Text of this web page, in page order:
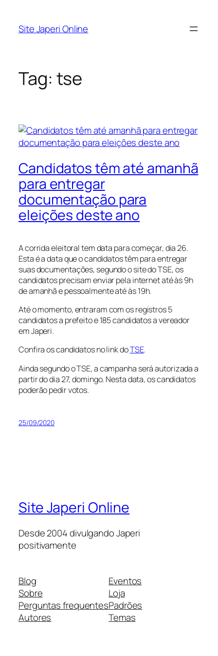
Site Japeri Online
Tag: tse
Candidatos têm até amanhã
para entregar
documentação para
eleições deste ano
A corrida eleitoral tem data para começar, dia 26.
Esta é a data que o candidatos têm para entregar
suas documentações, segundo o site do TSE, os
candidatos precisam enviar pela internet até às 9h
de amanhã e pessoalmente até às 19h.
Até o momento, entraram com os registros 5
candidatos a prefeito e 185 candidatos a vereador
em Japeri.
Confira os candidatos no link doTSE.
Ainda segundo o TSE, a campanha será autorizada a
partir do dia 27, domingo. Nesta data, os candidatos
poderão pedir votos.
25/09/2020
Site Japeri Online
Desde 2004 divulgando Japeri
positivamente
Blog
Sobre
Perguntas frequentes
Autores
Eventos
Loja
Padrões
Temas